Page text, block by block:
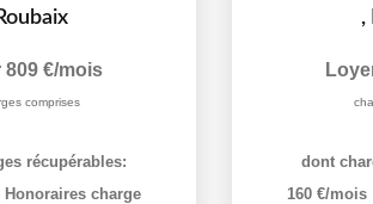
809 €/mois
comprises
récupérables:
Honoraires charge
,
dont
160 €/mois